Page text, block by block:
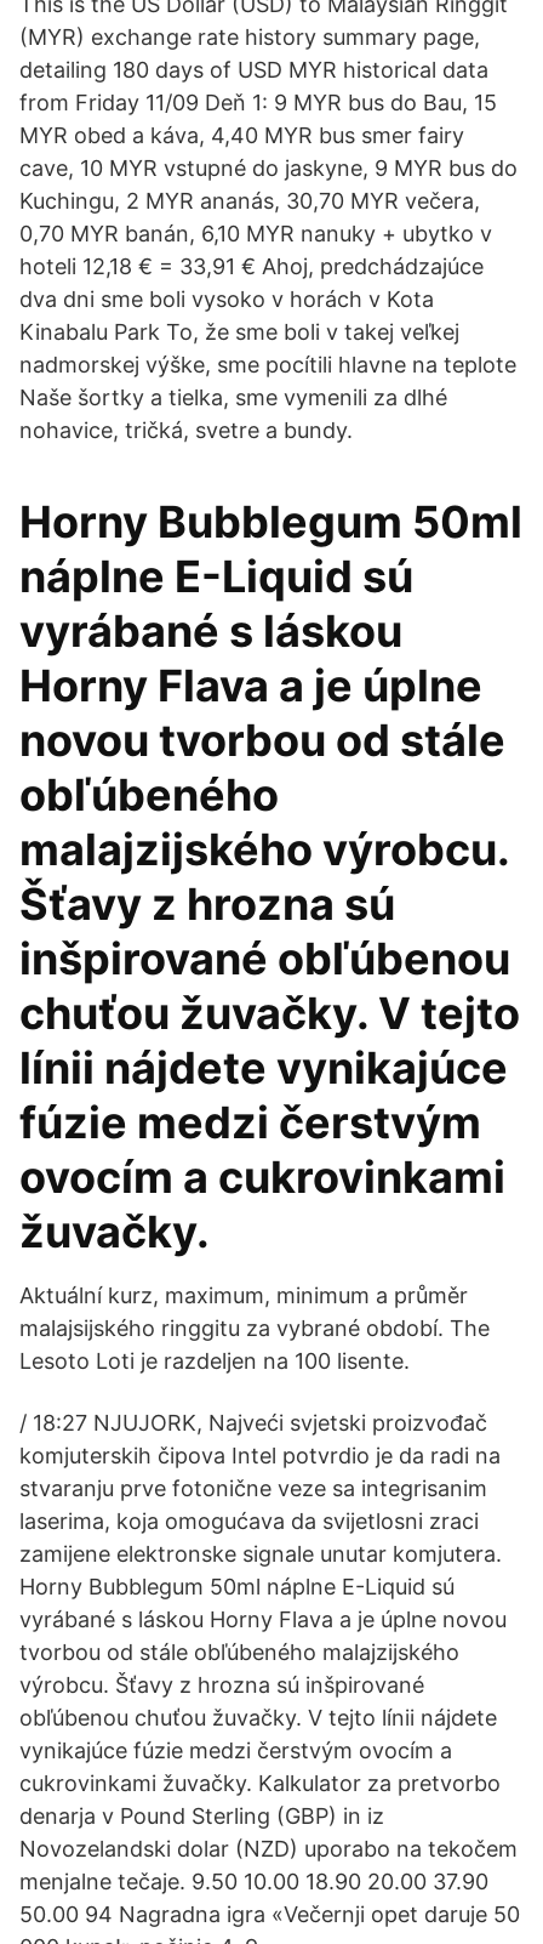
(MYR) exchange rate history summary page,
detailing 180 days of USD MYR historical data
from Friday 11/09 Deň 1: 9 MYR bus do Bau, 15
MYR obed a káva, 4,40 MYR bus smer fairy
cave, 10 MYR vstupné do jaskyne, 9 MYR bus do
Kuchingu, 2 MYR ananás, 30,70 MYR večera,
0,70 MYR banán, 6,10 MYR nanuky + ubytko v
hoteli 12,18 € = 33,91 € Ahoj, predchádzajúce
dva dni sme boli vysoko v horách v Kota
Kinabalu Park To, že sme boli v takej veľkej
nadmorskej výške, sme pocítili hlavne na teplote
Naše šortky a tielka, sme vymenili za dlhé
nohavice, tričká, svetre a bundy.
Horny Bubblegum 50ml
náplne E-Liquid sú
vyrábané s láskou
Horny Flava a je úplne
novou tvorbou od stále
obľúbeného
malajzijského výrobcu.
Šťavy z hrozna sú
inšpirované obľúbenou
chuťou žuvačky. V tejto
línii nájdete vynikajúce
fúzie medzi čerstvým
ovocím a cukrovinkami
žuvačky.
Aktuální kurz, maximum, minimum a průměr
malajsijského ringgitu za vybrané období. The
Lesoto Loti je razdeljen na 100 lisente.
/ 18:27 NJUJORK, Najveći svjetski proizvođač
komjuterskih čipova Intel potvrdio je da radi na
stvaranju prve fotonične veze sa integrisanim
laserima, koja omogućava da svijetlosni zraci
zamijene elektronske signale unutar komjutera.
Horny Bubblegum 50ml náplne E-Liquid sú
vyrábané s láskou Horny Flava a je úplne novou
tvorbou od stále obľúbeného malajzijského
výrobcu. Šťavy z hrozna sú inšpirované
obľúbenou chuťou žuvačky. V tejto línii nájdete
vynikajúce fúzie medzi čerstvým ovocím a
cukrovinkami žuvačky. Kalkulator za pretvorbo
denarja v Pound Sterling (GBP) in iz
Novozelandski dolar (NZD) uporabo na tekočem
menjalne tečaje. 9.50 10.00 18.90 20.00 37.90
50.00 94 Nagradna igra «Večernji opet daruje 50